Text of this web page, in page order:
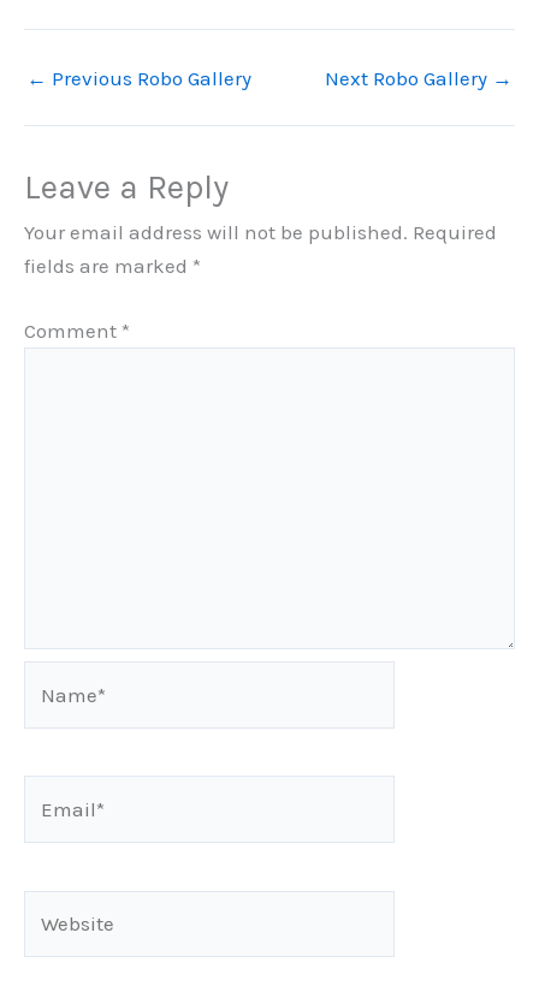
← Previous Robo Gallery Next Robo Gallery →
Leave a Reply
Your email address will not be published. Required
fields are marked *
Comment *